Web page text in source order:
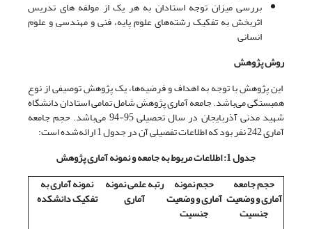
بررسی میزان توجه استادان به هر یک از مولفه های تدریس
اثربخش به تفکیک رشته‌های علوم پایه، فنی و مهندسی و علوم
انسانی
روش پژوهش
این پژوهش با توجه به اهداف و فرضیه‌ها، یک پژوهش توصیفی از نوع
همبستگی می‌باشد. جامعه آماری پژوهش شامل تمامی استادان دانشگاه
شهید مدنی آذربایجان در سال تحصیلی 95-94 می‌باشد. حجم جامعه
آماری 242 نفر بود که اطلاعات تفصیلی آن در جدول 1 ارائه‌شده است:
جدول 1: اطلاعات مربوط به جامعه و نمونه آماری پژوهش
حجم جامعه
آماری و وضعیت
جنسیت
حجم نمونه
آماری و وضعیت
جنسیت
رتبه علمی نمونه
آماری
نمونه آماری به
تفکیک دانشکده